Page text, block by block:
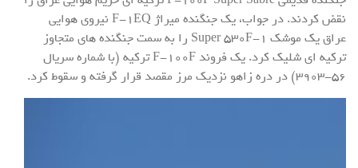
نقض کردند. در جواب، یک جنگنده میراژ F-۱EQ نیروی هوایی
عراق یک موشک Super ۵۳۰F-۱ را به سمت جنگنده های متجاوز
ترکیه ای شلیک کرد. یک فروند F-۱۰۰F ترکیه (با شماره سریال
۵۶-۳۹۰۳) در دره زاهو نزدیک مرز مقصد قرار گرفته و سقوط کرد.